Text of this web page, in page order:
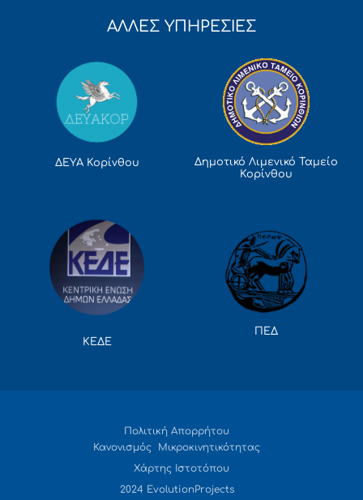
ΑΛΛΕΣ ΥΠΗΡΕΣΙΕΣ
ΔΕΥΑ Κορίνθου
Δημοτικό Λιμενικό Ταμείο
Κορίνθου
ΚΕΔΕ
ΠΕΔ
Πολιτική Απορρήτου
Κανονισμός Μικροκινητικότητας
Χάρτης Ιστοτόπου
2024 EvolutionProjects